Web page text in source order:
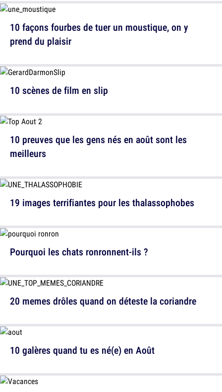
10 scènes de film en slip
19 images terrifiantes pour les thalassophobes
20 memes drôles quand on déteste la coriandre
10 façons fourbes de tuer un moustique, on y
prend du plaisir
10 preuves que les gens nés en août sont les
meilleurs
Pourquoi les chats ronronnent-ils ?
10 galères quand tu es né(e) en Août